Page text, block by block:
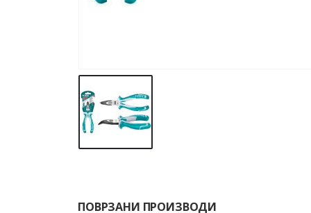
ПОВРЗАНИ ПРОИЗВОДИ